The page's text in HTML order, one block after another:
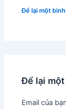
Để lại một
Để lại
Email của